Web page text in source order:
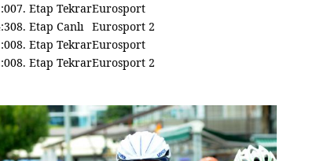
7. Etap TekrarEurosport
8. Etap Canlı Eurosport 2
8. Etap TekrarEurosport
8. Etap TekrarEurosport 2